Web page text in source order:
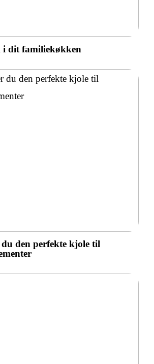
i dit familiekøkken
den perfekte kjole til